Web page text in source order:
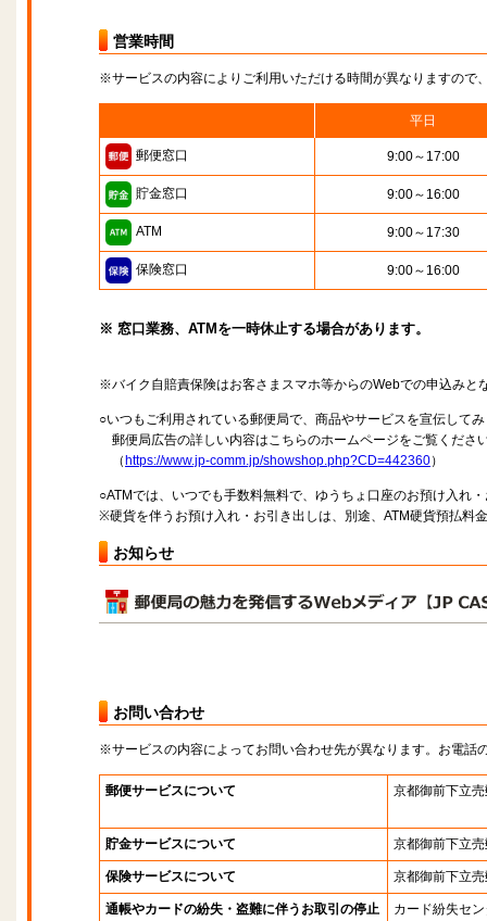
営業時間
※サービスの内容によりご利用いただける時間が異なりますので
平日
郵便窓口 9:00～17:00
貯金窓口 9:00～16:00
ATM 9:00～17:30
保険窓口 9:00～16:00
※ 窓口業務、ATMを一時休止する場合があります。
※バイク自賠責保険はお客さまスマホ等からのWebでの申込みと
○いつもご利用されている郵便局で、商品やサービスを宣伝して
郵便局広告の詳しい内容はこちらのホームページをご覧くださ
（ https://www.jp-comm.jp/showshop.php?CD=442360）
○ATMでは、いつでも手数料無料で、ゆうちょ口座のお預け入れ
※硬貨を伴うお預け入れ・お引き出しは、別途、ATM硬貨預払料
お知らせ
お問い合わせ
※サービスの内容によってお問い合わせ先が異なります。お電話
郵便サービスについて 京都御前下立
貯金サービスについて 京都御前下立
保険サービスについて 京都御前下立
通帳やカードの紛失・盗難に伴うお取引の停止
カード紛失セ